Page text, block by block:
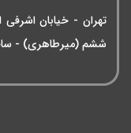
تهران - خیابان
ششم (میرطاهری) -